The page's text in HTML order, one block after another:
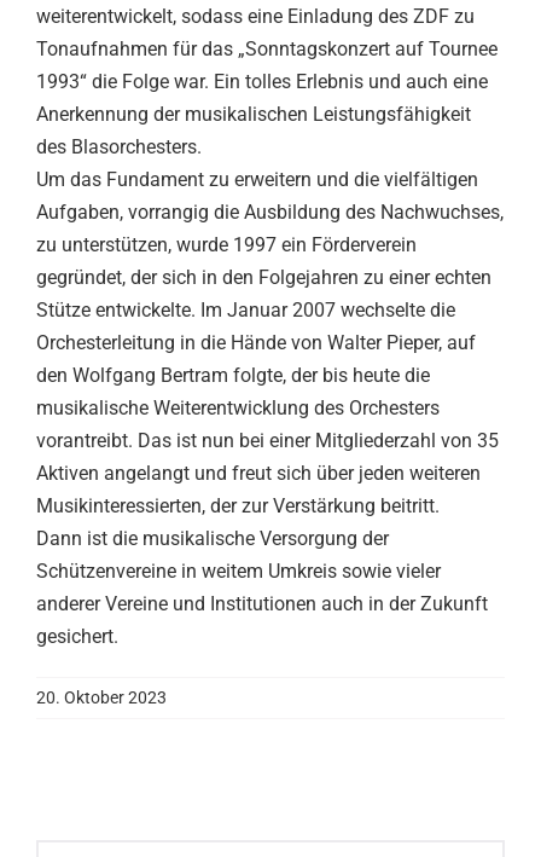
weiterentwickelt, sodass eine Einladung des ZDF zu
Tonaufnahmen für das „Sonntagskonzert auf Tournee
1993“ die Folge war. Ein tolles Erlebnis und auch eine
Anerkennung der musikalischen Leistungsfähigkeit
des Blasorchesters.
Um das Fundament zu erweitern und die vielfältigen
Aufgaben, vorrangig die Ausbildung des Nachwuchses,
zu unterstützen, wurde 1997 ein Förderverein
gegründet, der sich in den Folgejahren zu einer echten
Stütze entwickelte. Im Januar 2007 wechselte die
Orchesterleitung in die Hände von Walter Pieper, auf
den Wolfgang Bertram folgte, der bis heute die
musikalische Weiterentwicklung des Orchesters
vorantreibt. Das ist nun bei einer Mitgliederzahl von 35
Aktiven angelangt und freut sich über jeden weiteren
Musikinteressierten, der zur Verstärkung beitritt.
Dann ist die musikalische Versorgung der
Schützenvereine in weitem Umkreis sowie vieler
anderer Vereine und Institutionen auch in der Zukunft
gesichert.
20. Oktober 2023